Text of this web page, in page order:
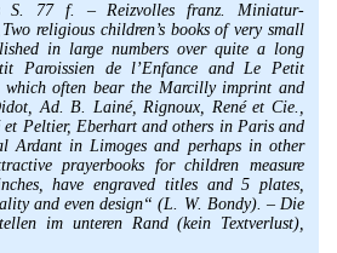
S. 77 f. – Reizvolles franz. Miniatur-
religious children’s books of very small
in large numbers over quite a long
Paroissien de l’Enfance and Le Petit
which often bear the Marcilly imprint and
Ad. B. Lainé, Rignoux, René et Cie.,
Peltier, Eberhart and others in Paris and
in Limoges and perhaps in other
prayerbooks for children measure
have engraved titles and 5 plates,
and even design“ (L. W. Bondy). – Die
im unteren Rand (kein Textverlust),